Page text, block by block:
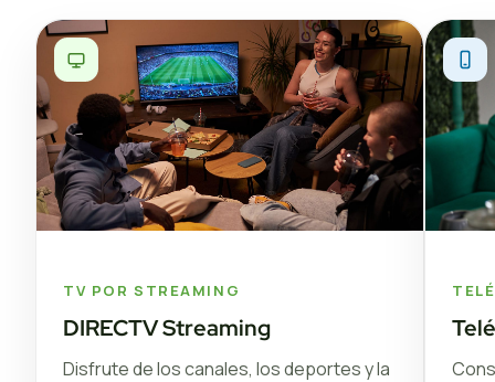
TV POR STREAMING
DIRECTV Streaming
Disfrute de los canales, los deportes y la